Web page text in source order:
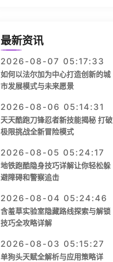
最新资讯
2026-08-07 05:17:33
如何以法尔加为中心打造创新的城
市发展模式与未来愿景
2026-08-06 05:14:31
天天酷跑刀锋忍者新技能揭秘 打破
极限挑战全新冒险模式
2026-08-05 05:24:17
地铁跑酷隐身技巧详解让你轻松躲
避障碍和警察追击
2026-08-04 05:24:46
含羞草实验室隐藏路线探索与解锁
技巧全攻略详解
2026-08-03 05:15:27
单狗头天赋全解析与应用策略详